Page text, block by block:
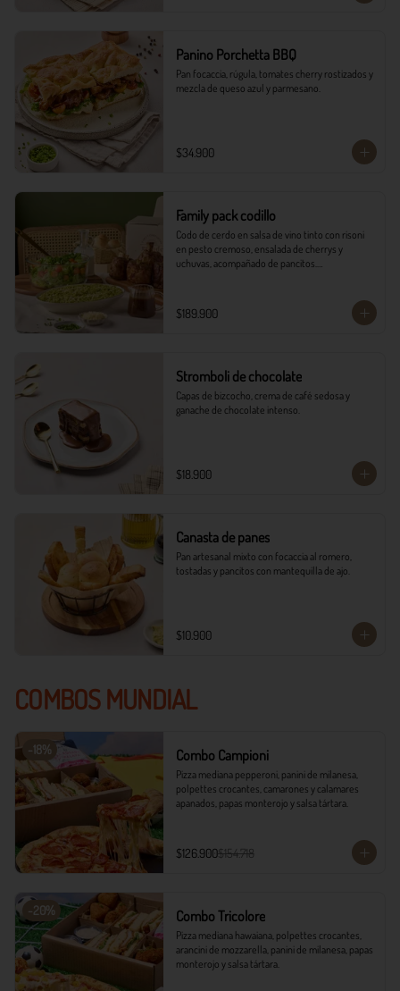
Panino Porchetta BBQ
Pan focaccia, rúgula, tomates cherry rostizados y
mezcla de queso azul y parmesano.
$34.900
Family pack codillo
Codo de cerdo en salsa de vino tinto con risoni
en pesto cremoso, ensalada de cherrys y
uchuvas, acompañado de pancitos.​​
- Risoni (Cantidad ideal para 4 personas)​
- Pancitos​
$189.900
Stromboli de chocolate
Capas de bizcocho, crema de café sedosa y
ganache de chocolate intenso.
$18.900
Canasta de panes
Pan artesanal mixto con focaccia al romero,
tostadas y pancitos con mantequilla de ajo.
$10.900
COMBOS MUNDIAL
-18% Combo Campioni
Pizza mediana pepperoni, panini de milanesa,
polpettes crocantes, camarones y calamares
apanados, papas monterojo y salsa tártara.
$126.900$154.718
-20% Combo Tricolore
Pizza mediana hawaiana, polpettes crocantes,
arancini de mozzarella, panini de milanesa, papas
monterojo y salsa tártara.